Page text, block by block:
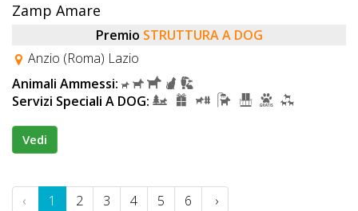
Zamp Amare
Premio STRUTTURA A DOG
Anzio (Roma) Lazio
Animali Ammessi:
Servizi Speciali A DOG:
Vedi
‹ 1 2 3 4 5 6 ›